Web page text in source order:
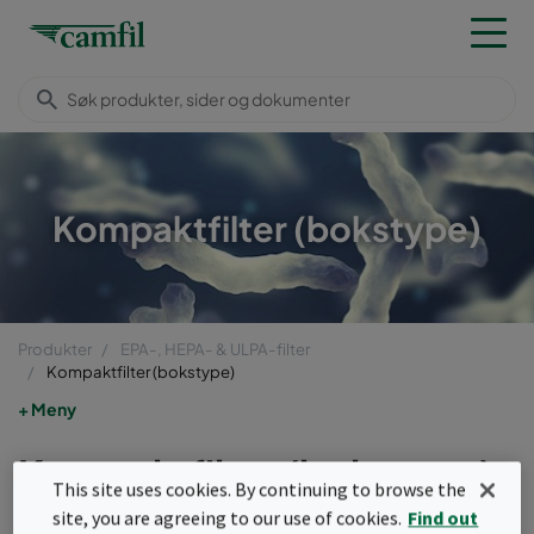
Kompaktfilter (bokstype)
Produkter
EPA-, HEPA- & ULPA-filter
Kompaktfilter (bokstype)
Meny
Kompaktfilter (bokstype)
Absolute™-filter, bokstype, benyttes
This site uses cookies. By continuing to browse the
site, you are agreeing to our use of cookies. Find out